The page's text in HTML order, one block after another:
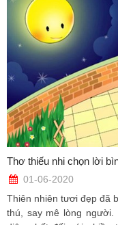
Thơ thiếu nhi chọn lời
01-06-2020
Thiên nhiên tươi đẹp đã
thú, say mê lòng